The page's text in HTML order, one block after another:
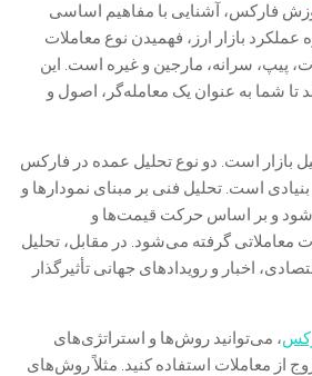
فارکس، آشنایی با مفاهیم اساسی
بازار ارز، فهمیدن نوع معاملات
پیپ، سرانه، مارجین و غیره است. این
تا شما به عنوان یک معامله‌گر، اصول و
بازار است. دو نوع تحلیل عمده در فارکس
است. تحلیل فنی بر مبنای نمودارها و
و بر اساس حرکت قیمت‌ها و
گرفته می‌شود. در مقابل، تحلیل
اخبار و رویدادهای جهانی تأثیرگذار
، می‌توانید روش‌ها و استراتژی‌های
از معاملات استفاده کنید. مثلاً روش‌های